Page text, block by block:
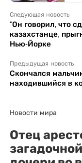
Следующая новость
"Он говорил, что
казахстанце,
Нью-Йорке
Предыдущая новость
Скончался
находившийся в
Новости мира
Отец